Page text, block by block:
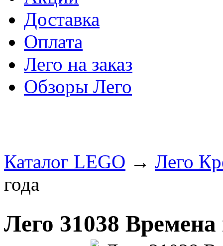
Доставка
Оплата
Лего на заказ
Обзоры Лего
Каталог LEGO → Лего
года
Лего 31038 Времена